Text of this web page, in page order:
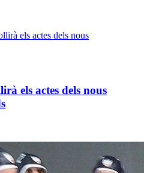
els actes dels nous